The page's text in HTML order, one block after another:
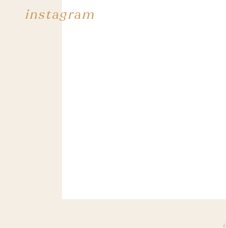
instagram